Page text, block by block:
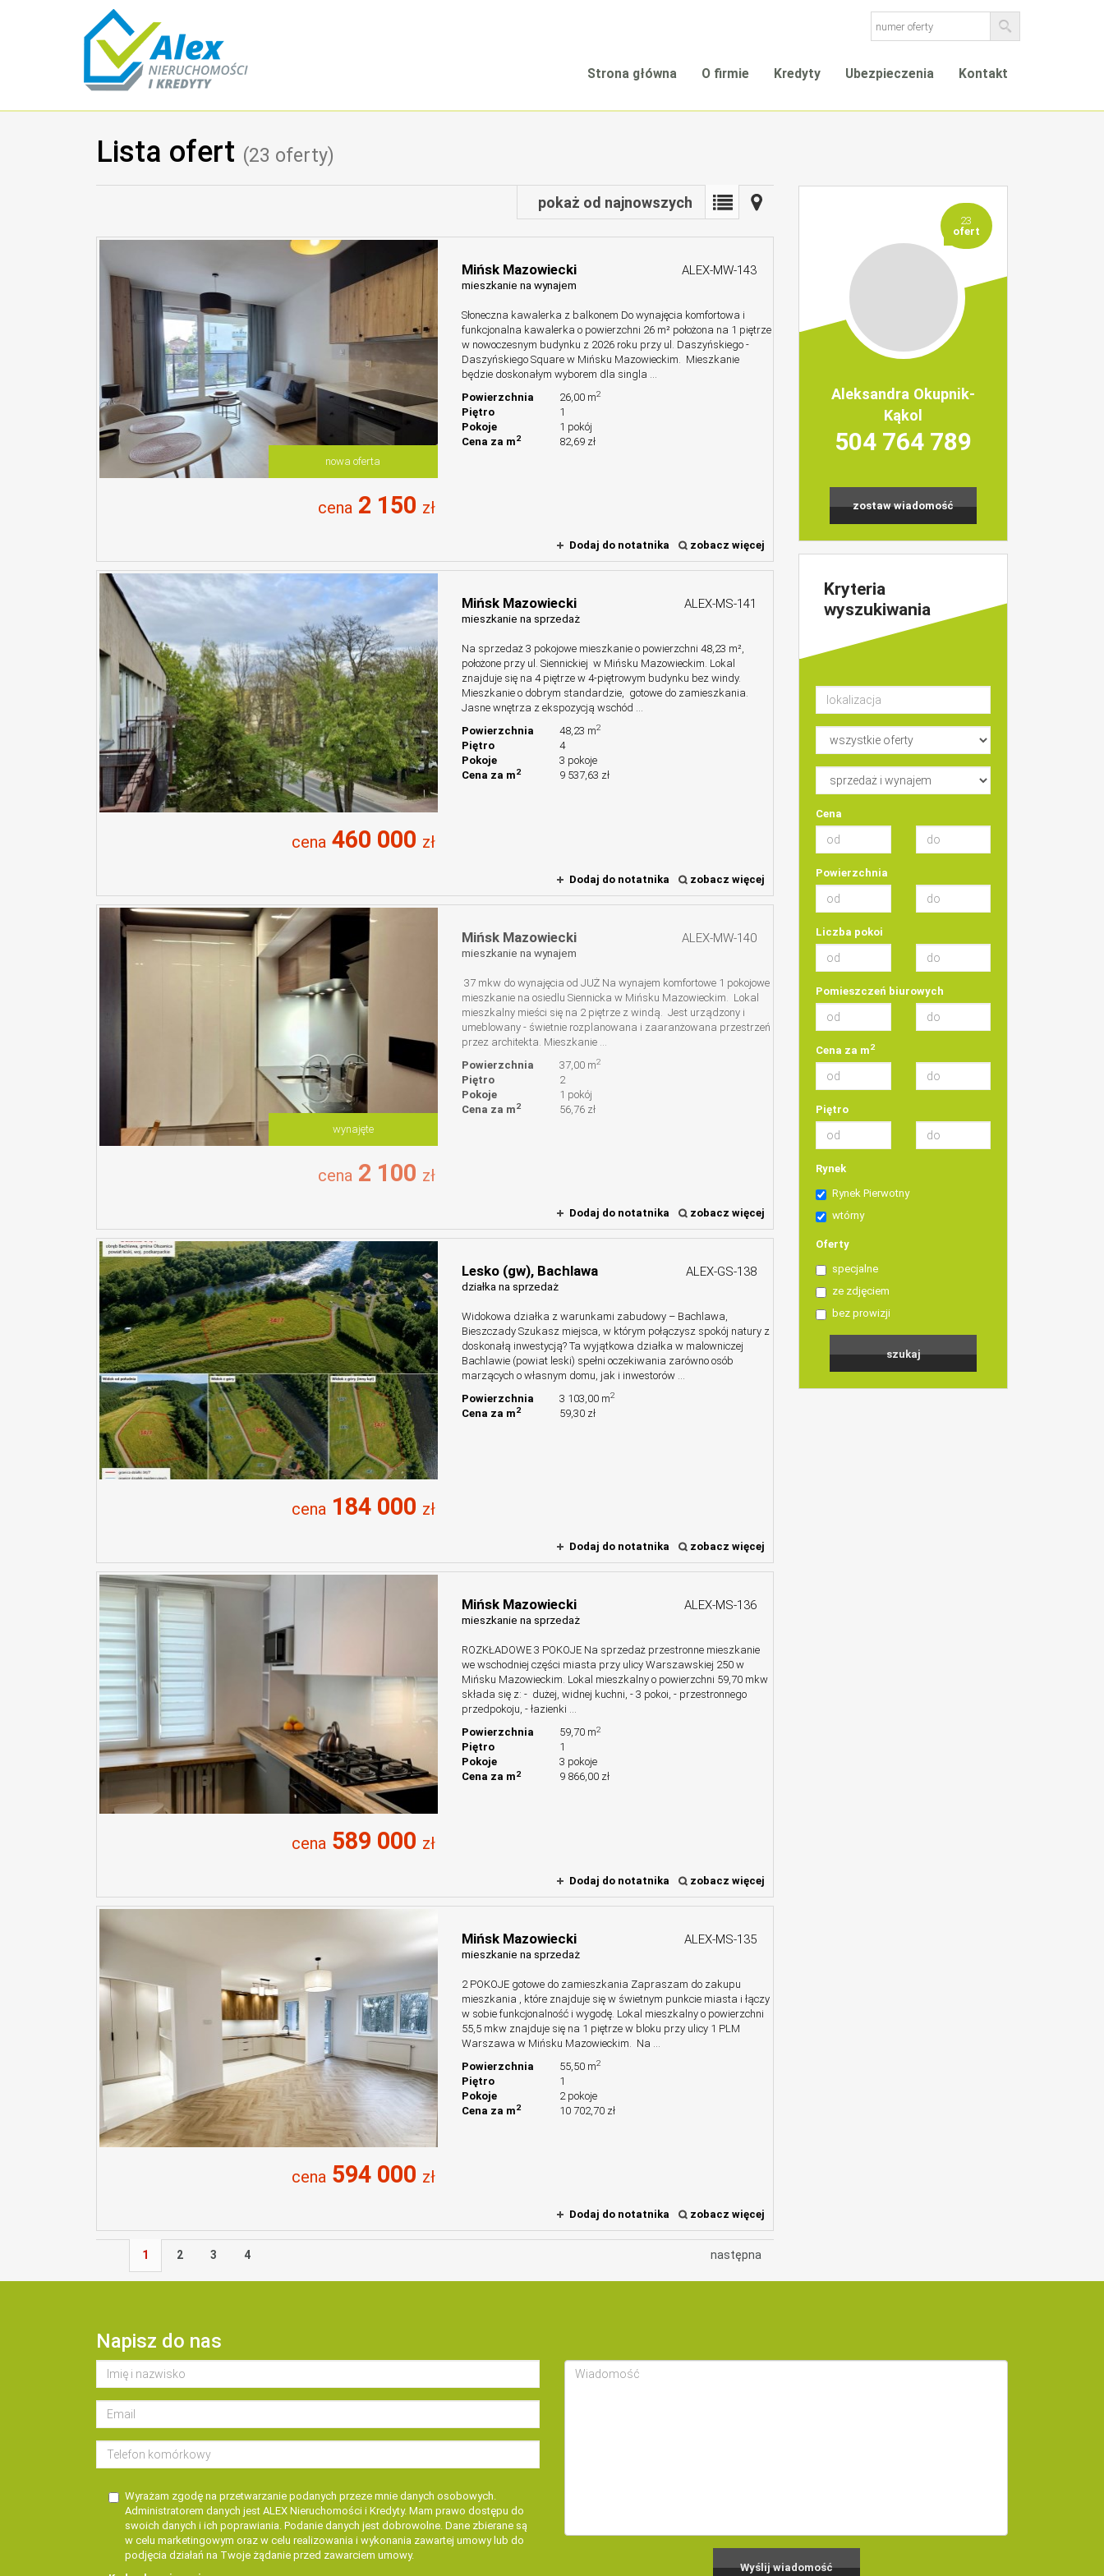
Strona główna O firmie Kredyty Ubezpieczenia Kontakt
Lista ofert (23 oferty)
pokaż od najnowszych
nowa oferta
Mińsk Mazowiecki
mieszkanie na wynajem
ALEX-MW-143
Słoneczna kawalerka z balkonem Do wynajęcia komfortowa i
funkcjonalna kawalerka o powierzchni 26 m² położona na 1 piętrze
w nowoczesnym budynku z 2026 roku przy ul. Daszyńskiego -
Daszyńskiego Square w Mińsku Mazowieckim. Mieszkanie
będzie doskonałym wyborem dla singla ...
Powierzchnia
26,00 m2
Piętro
1
Pokoje
1 pokój
Cena za m2 82,69 zł
cena2 150 zł
Dodaj do notatnika zobacz więcej
Mińsk Mazowiecki
mieszkanie na sprzedaż
ALEX-MS-141
Na sprzedaż 3 pokojowe mieszkanie o powierzchni 48,23 m²,
położone przy ul. Siennickiej w Mińsku Mazowieckim. Lokal
znajduje się na 4 piętrze w 4-piętrowym budynku bez windy.
Mieszkanie o dobrym standardzie, gotowe do zamieszkania.
Jasne wnętrza z ekspozycją wschód ...
Powierzchnia
48,23 m2
Piętro
4
Pokoje
3 pokoje
Cena za m2 9 537,63 zł
cena460 000 zł
Dodaj do notatnika zobacz więcej
wynajęte
Mińsk Mazowiecki
mieszkanie na wynajem
ALEX-MW-140
37 mkw do wynajęcia od JUŻ Na wynajem komfortowe 1 pokojowe
mieszkanie na osiedlu Siennicka w Mińsku Mazowieckim. Lokal
mieszkalny mieści się na 2 piętrze z windą. Jest urządzony i
umeblowany - świetnie rozplanowana i zaaranżowana przestrzeń
przez architekta. Mieszkanie ...
Powierzchnia
37,00 m2
Piętro
2
Pokoje
1 pokój
Cena za m2 56,76 zł
cena2 100 zł
Dodaj do notatnika zobacz więcej
Lesko (gw), Bachlawa
działka na sprzedaż
ALEX-GS-138
Widokowa działka z warunkami zabudowy – Bachlawa,
Bieszczady Szukasz miejsca, w którym połączysz spokój natury z
doskonałą inwestycją? Ta wyjątkowa działka w malowniczej
Bachlawie (powiat leski) spełni oczekiwania zarówno osób
marzących o własnym domu, jak i inwestorów ...
Powierzchnia
3 103,00 m2
Cena za m2 59,30 zł
cena184 000 zł
Dodaj do notatnika zobacz więcej
Mińsk Mazowiecki
mieszkanie na sprzedaż
ALEX-MS-136
ROZKŁADOWE 3 POKOJE Na sprzedaż przestronne mieszkanie
we wschodniej części miasta przy ulicy Warszawskiej 250 w
Mińsku Mazowieckim. Lokal mieszkalny o powierzchni 59,70 mkw
składa się z: - dużej, widnej kuchni, - 3 pokoi, - przestronnego
przedpokoju, - łazienki ...
Powierzchnia
59,70 m2
Piętro
1
Pokoje
3 pokoje
Cena za m2 9 866,00 zł
cena589 000 zł
Dodaj do notatnika zobacz więcej
Mińsk Mazowiecki
mieszkanie na sprzedaż
ALEX-MS-135
2 POKOJE gotowe do zamieszkania Zapraszam do zakupu
mieszkania , które znajduje się w świetnym punkcie miasta i łączy
w sobie funkcjonalność i wygodę. Lokal mieszkalny o powierzchni
55,5 mkw znajduje się na 1 piętrze w bloku przy ulicy 1 PLM
Warszawa w Mińsku Mazowieckim. Na ...
Powierzchnia
55,50 m2
Piętro
1
Pokoje
2 pokoje
Cena za m2 10 702,70 zł
cena594 000 zł
Dodaj do notatnika zobacz więcej
1 2 3 4 następna
23
ofert
Aleksandra Okupnik-
Kąkol
504 764 789
zostaw wiadomość
Kryteria
wyszukiwania
Cena
Powierzchnia
Liczba pokoi
Pomieszczeń biurowych
Cena za m2
Piętro
Rynek
Rynek Pierwotny
wtórny
Oferty
specjalne
ze zdjęciem
bez prowizji
Napisz do nas
Wyrażam zgodę na przetwarzanie podanych przeze mnie danych osobowych.
Administratorem danych jest ALEX Nieruchomości i Kredyty. Mam prawo dostępu do
swoich danych i ich poprawiania. Podanie danych jest dobrowolne. Dane zbierane są
w celu marketingowym oraz w celu realizowania i wykonania zawartej umowy lub do
podjęcia działań na Twoje żądanie przed zawarciem umowy.